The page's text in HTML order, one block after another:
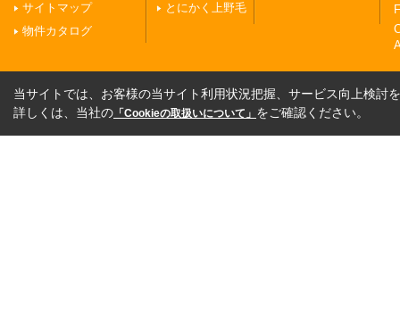
サイトマップ
物件カタログ
とにかく上野毛
当サイトでは、お客様の当サイト利用状況把握、サービス向上検討
詳しくは、当社の 「Cookieの取扱いについて」 をご確認ください。